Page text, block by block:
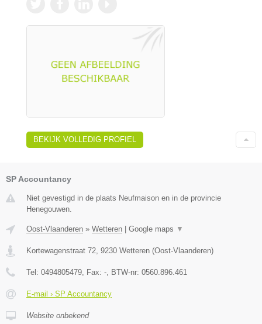
BEKIJK VOLLEDIG PROFIEL
SP Accountancy
Niet gevestigd in de plaats Neufmaison en in de provincie
Henegouwen.
Oost-Vlaanderen » Wetteren Google maps ▼
Kortewagenstraat 72, 9230 Wetteren (Oost-Vlaanderen)
Tel: 0494805479, Fax: -, BTW-nr: 0560.896.461
E-mail › SP Accountancy
Website onbekend